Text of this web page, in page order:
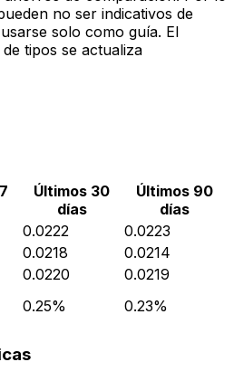
no ser indicativos de
solo como guía. El
tipos se actualiza
Últimos 30
días
Últimos 90
días
0.0222
0.0223
0.0218
0.0214
0.0220
0.0219
0.25% 0.23%